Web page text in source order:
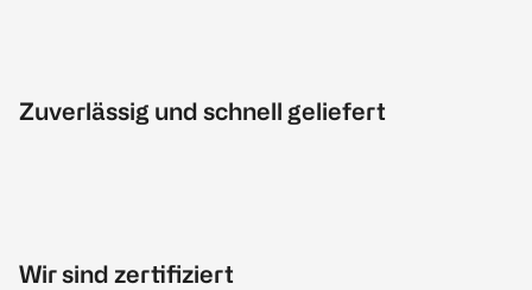
Zuverlässig und schnell geliefert
Wir sind zertifiziert